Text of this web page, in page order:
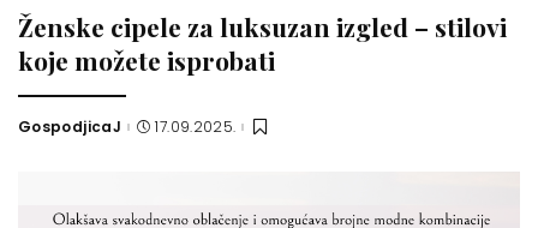
Ženske cipele za luksuzan izgled – stilovi
koje možete isprobati
Posted
GospodjicaJ 17.09.2025.